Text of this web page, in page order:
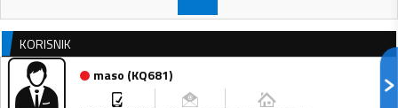
KORISNIK
maso (KQ681)